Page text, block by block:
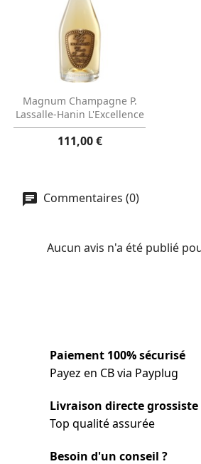
Aperçu rapide
Magnum Champagne P.
Lassalle-Hanin L'Excellence
111,00 €
Commentaires (0)
Aucun avis n'a été publié
Paiement 100% sécurisé
Payez en CB via Payplug
Livraison directe
Top qualité assurée
Besoin d'un conseil ?